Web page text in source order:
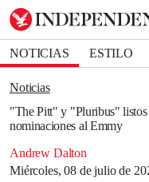
NOTICIAS ESTILO
DEPORTES
Noticias
"The Pitt" y "Pluribus" listos
nominaciones al Emmy
Andrew Dalton
Miércoles, 08 de julio de
Bookmark
Removed from bookmarks
Close popover